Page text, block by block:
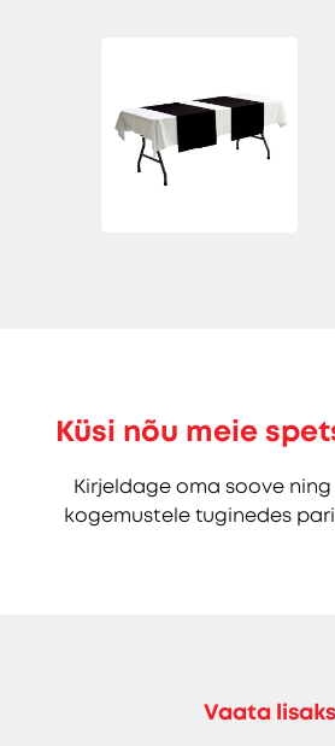
Küsi nõu meie
Kirjeldage oma soove
kogemustele tuginedes
Vaata lisaks